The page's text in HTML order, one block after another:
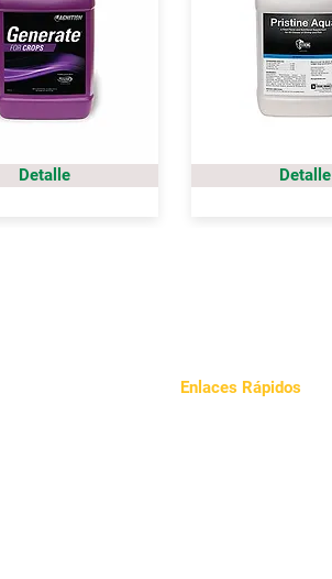
Detalle Detalle
Enlaces Rápidos